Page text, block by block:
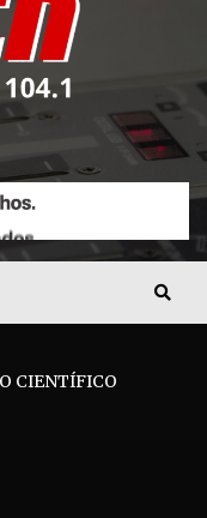
CIENTÍFICO